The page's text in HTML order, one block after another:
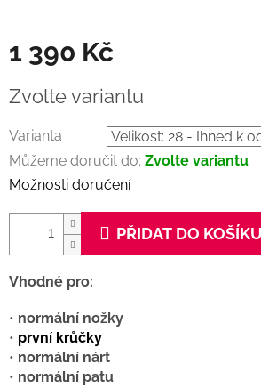
1 390 Kč
cena:
Zvolte variantu
Varianta
Můžeme doručit do: Zvolte variantu
Možnosti doručení
PŘIDAT DO KOŠÍKU
Vhodné pro:
• normální nožky
• první krůčky
• normální nárt
• normální patu